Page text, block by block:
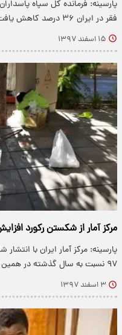
فقر در ایران ۳۶ درصد کاهش یافت؛ به گونه‌ای که…
۱۵ اسفند ۱۳۹۷
مرکز آمار از شکستن رکورد افزایش خرج
پارسینه: مرکز آمار ایران با
۹۷ نسبت به سال گذشته در همین زمان، می‌گوید…
۳ اسفند ۱۳۹۷